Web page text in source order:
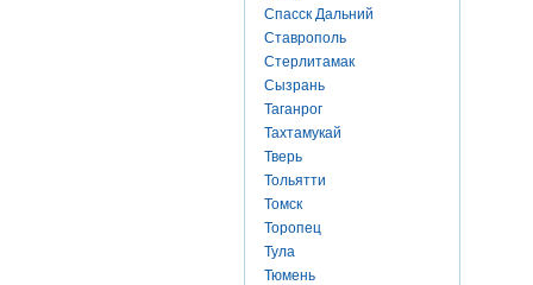
Спасск Дальний
Ставрополь
Стерлитамак
Сызрань
Таганрог
Тахтамукай
Тверь
Тольятти
Томск
Торопец
Тула
Тюмень